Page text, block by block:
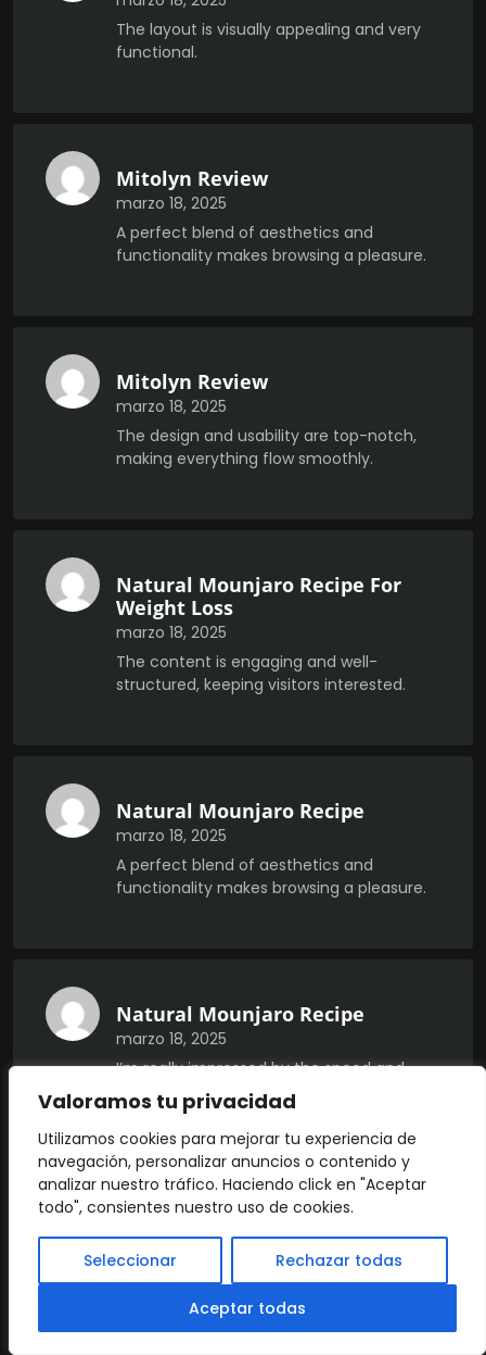
Valoramos tu privacidad
Utilizamos cookies para mejorar tu experiencia de
navegación, personalizar anuncios o contenido y
analizar nuestro tráfico. Haciendo click en "Aceptar
todo", consientes nuestro uso de cookies.
Seleccionar Rechazar todas
Aceptar todas
The layout is visually appealing and very
functional.
Mitolyn Review
marzo 18, 2025
A perfect blend of aesthetics and
functionality makes browsing a pleasure.
Mitolyn Review
marzo 18, 2025
The design and usability are top-notch,
making everything flow smoothly.
Natural Mounjaro Recipe For
Weight Loss
marzo 18, 2025
The content is engaging and well-
structured, keeping visitors interested.
Natural Mounjaro Recipe
marzo 18, 2025
A perfect blend of aesthetics and
functionality makes browsing a pleasure.
Natural Mounjaro Recipe
marzo 18, 2025
I’m really impressed by the speed and
responsiveness.
Natural Mounjaro Recipe
marzo 18, 2025
This site truly stands out as a great
performance.